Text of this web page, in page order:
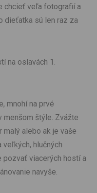
chcieť veľa fotografií a
dieťatka sú len raz za
na oslavách 1.
mnohí na prvé
menšom štýle. Zvážte
malý alebo ak je vaše
hlučných
pozvať viacerých hostí a
navyše.